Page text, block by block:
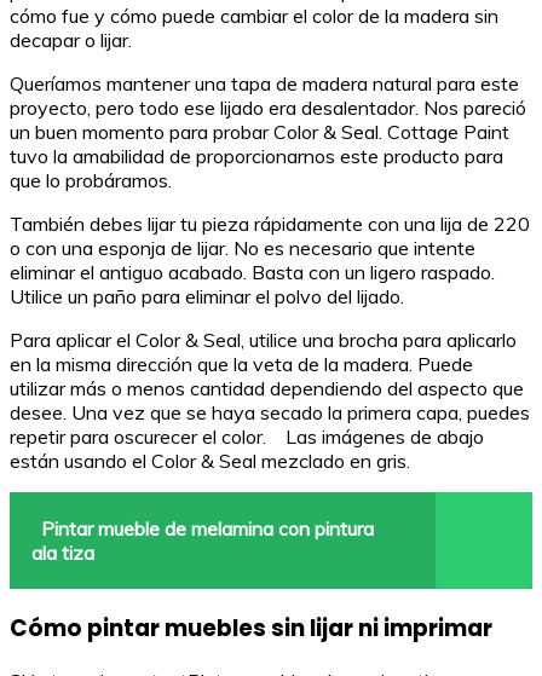
cómo fue y cómo puede cambiar el color de la madera sin
decapar o lijar.
Queríamos mantener una tapa de madera natural para este
proyecto, pero todo ese lijado era desalentador. Nos pareció
un buen momento para probar Color & Seal. Cottage Paint
tuvo la amabilidad de proporcionarnos este producto para
que lo probáramos.
También debes lijar tu pieza rápidamente con una lija de 220
o con una esponja de lijar. No es necesario que intente
eliminar el antiguo acabado. Basta con un ligero raspado.
Utilice un paño para eliminar el polvo del lijado.
Para aplicar el Color & Seal, utilice una brocha para aplicarlo
en la misma dirección que la veta de la madera. Puede
utilizar más o menos cantidad dependiendo del aspecto que
desee. Una vez que se haya secado la primera capa, puedes
repetir para oscurecer el color. Las imágenes de abajo
están usando el Color & Seal mezclado en gris.
Pintar mueble de melamina con pintura
ala tiza
Cómo pintar muebles sin lijar ni imprimar